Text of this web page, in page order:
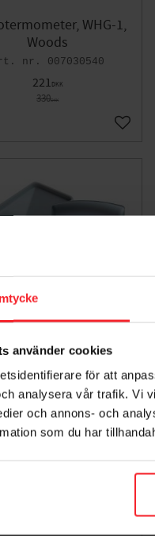
använder cookies
för att
analysera vår trafik. Vi
och annons- och
som du har
WHG-1,
Woods
007030540
221DKK
330DKK
Gem
Trådløs, Viking
004633487
273